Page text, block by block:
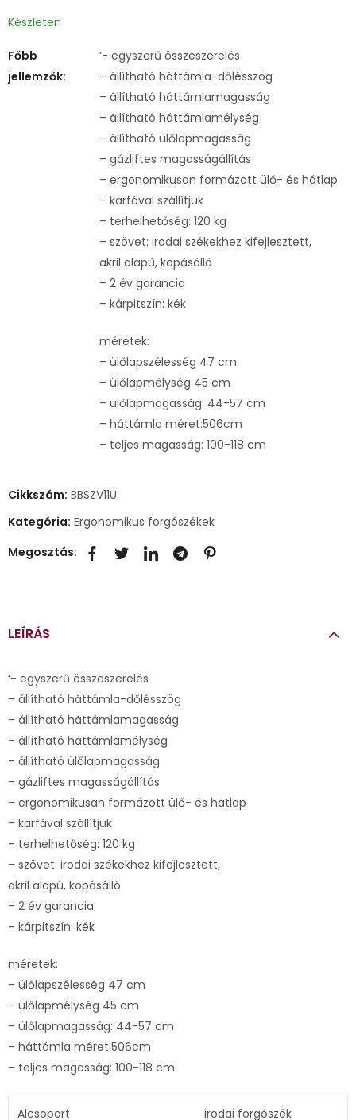
Készleten
Főbb
jellemzők:
‘- egyszerű összeszerelés
– állítható háttámla-dőlésszög
– állítható háttámlamagasság
– állítható háttámlamélység
– állítható ülőlapmagasság
– gázliftes magasságállítás
– ergonomikusan formázott ülő- és hátlap
– karfával szállítjuk
– terhelhetőség: 120 kg
– szövet: irodai székekhez kifejlesztett,
akril alapú, kopásálló
– 2 év garancia
– kárpitszín: kék
méretek:
– ülőlapszélesség 47 cm
– ülőlapmélység 45 cm
– ülőlapmagasság: 44-57 cm
– háttámla méret:506cm
– teljes magasság: 100-118 cm
Cikkszám: BBSZV11U
Kategória: Ergonomikus forgószékek
Megosztás:
LEÍRÁS
‘- egyszerű összeszerelés
– állítható háttámla-dőlésszög
– állítható háttámlamagasság
– állítható háttámlamélység
– állítható ülőlapmagasság
– gázliftes magasságállítás
– ergonomikusan formázott ülő- és hátlap
– karfával szállítjuk
– terhelhetőség: 120 kg
– szövet: irodai székekhez kifejlesztett,
akril alapú, kopásálló
– 2 év garancia
– kárpitszín: kék
méretek:
– ülőlapszélesség 47 cm
– ülőlapmélység 45 cm
– ülőlapmagasság: 44-57 cm
– háttámla méret:506cm
– teljes magasság: 100-118 cm
Alcsoport irodai forgószék